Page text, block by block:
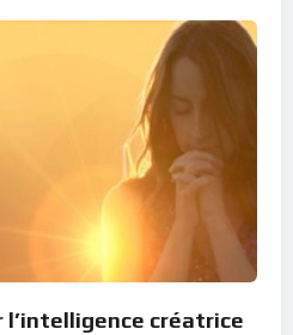
l’intelligence créatrice